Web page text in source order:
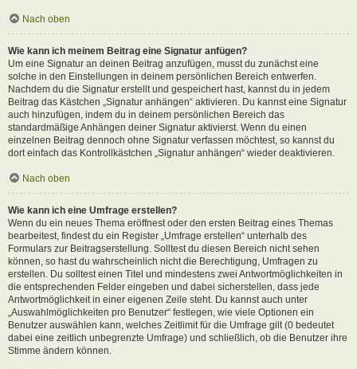
Nach oben
Wie kann ich meinem Beitrag eine Signatur anfügen?
Um eine Signatur an deinen Beitrag anzufügen, musst du zunächst eine
solche in den Einstellungen in deinem persönlichen Bereich entwerfen.
Nachdem du die Signatur erstellt und gespeichert hast, kannst du in jedem
Beitrag das Kästchen „Signatur anhängen“ aktivieren. Du kannst eine Signatur
auch hinzufügen, indem du in deinem persönlichen Bereich das
standardmäßige Anhängen deiner Signatur aktivierst. Wenn du einen
einzelnen Beitrag dennoch ohne Signatur verfassen möchtest, so kannst du
dort einfach das Kontrollkästchen „Signatur anhängen“ wieder deaktivieren.
Nach oben
Wie kann ich eine Umfrage erstellen?
Wenn du ein neues Thema eröffnest oder den ersten Beitrag eines Themas
bearbeitest, findest du ein Register „Umfrage erstellen“ unterhalb des
Formulars zur Beitragserstellung. Solltest du diesen Bereich nicht sehen
können, so hast du wahrscheinlich nicht die Berechtigung, Umfragen zu
erstellen. Du solltest einen Titel und mindestens zwei Antwortmöglichkeiten in
die entsprechenden Felder eingeben und dabei sicherstellen, dass jede
Antwortmöglichkeit in einer eigenen Zeile steht. Du kannst auch unter
„Auswahlmöglichkeiten pro Benutzer“ festlegen, wie viele Optionen ein
Benutzer auswählen kann, welches Zeitlimit für die Umfrage gilt (0 bedeutet
dabei eine zeitlich unbegrenzte Umfrage) und schließlich, ob die Benutzer ihre
Stimme ändern können.